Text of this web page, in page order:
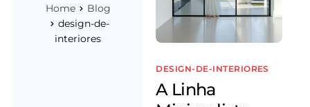
Home
Blog
design-de-
interiores
DESIGN-DE-INTERIORES
A Linha